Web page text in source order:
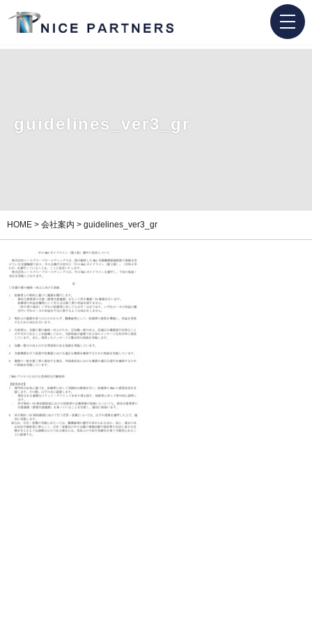
guidelines_ver3_gr
HOME > 会社案内 > guidelines_ver3_gr